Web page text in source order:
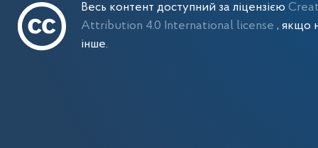
Весь контент доступний за ліцензією
Attribution 4.0 International license, якщо
інше.